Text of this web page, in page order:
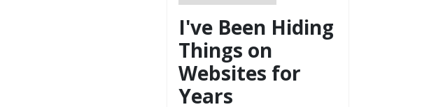
I've Been Hiding
Things on
Websites for
Years